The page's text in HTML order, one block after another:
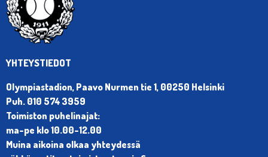
YHTEYSTIEDOT
Olympiastadion, Paavo Nurmen tie 1, 00250 Helsinki
Puh. 010 574 3959
Toimiston puhelinajat:
ma-pe klo 10.00-12.00
Muina aikoina olkaa yhteydessä